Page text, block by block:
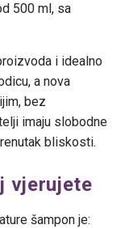
500 ml, sa
i idealno
a nova
bez
imaju slobodne
bliskosti.
vjerujete
šampon je: